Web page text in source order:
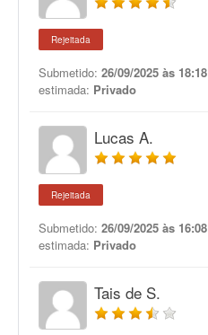
Rejeitada
Submetido: 26/09/2025 às 18:18
estimada: Privado
Lucas A.
Rejeitada
Submetido: 26/09/2025 às 16:08
estimada: Privado
Tais de S.